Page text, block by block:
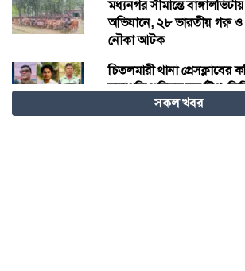
মধ্যনগর সীমান্তে
অভিযানে, ২৮ ভারতীয় গরু ও
নৌকা আটক
চিতলমারী থানা প্রেসক্লাবের
সভাপতি শহিদুল হক টিপু,
মো: আজাদ খান, সাধারণ
সকল খবর